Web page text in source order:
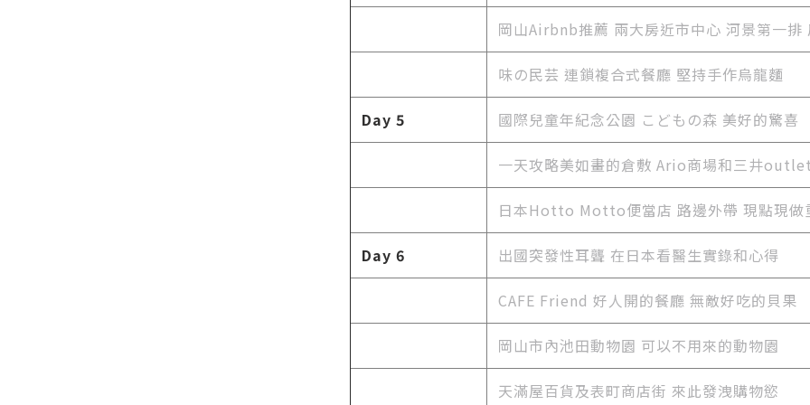
岡山Airbnb推薦 兩大房近市中心 河景第一排
味の民芸 連鎖複合式餐廳 堅持手作烏龍麵
Day 5 國際兒童年紀念公園 こどもの森 美好的驚喜
一天攻略美如畫的倉敷 Ario商場和三井outlet
日本Hotto Motto便當店 路邊外帶 現點現做
Day 6 出國突發性耳聾 在日本看醫生實錄和心得
CAFE Friend 好人開的餐廳 無敵好吃的貝果
岡山市內池田動物園 可以不用來的動物園
天滿屋百貨及表町商店街 來此發洩購物慾